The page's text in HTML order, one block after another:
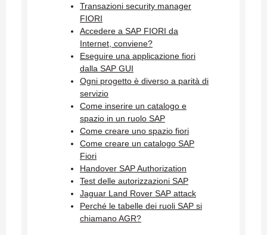
Transazioni security manager
FIORI
Accedere a SAP FIORI da
Internet, conviene?
Eseguire una applicazione fiori
dalla SAP GUI
Ogni progetto è diverso a parità di
servizio
Come inserire un catalogo e
spazio in un ruolo SAP
Come creare uno spazio fiori
Come creare un catalogo SAP
Fiori
Handover SAP Authorization
Test delle autorizzazioni SAP
Jaguar Land Rover SAP attack
Perché le tabelle dei ruoli SAP si
chiamano AGR?